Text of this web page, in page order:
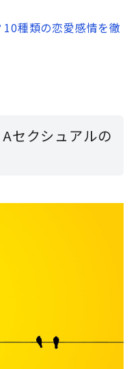
10種類の恋愛感情を徹
セクシュアルの